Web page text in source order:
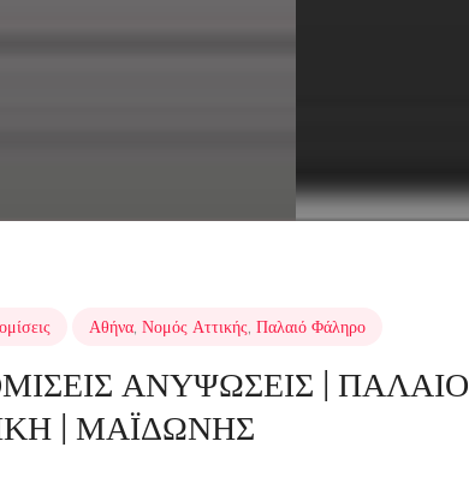
Αθήνα, Νομός Αττικής, Παλαιό Φάληρο
ΑΝΥΨΩΣΕΙΣ | ΠΑΛΑΙΟ
| ΜΑΪΔΩΝΗΣ